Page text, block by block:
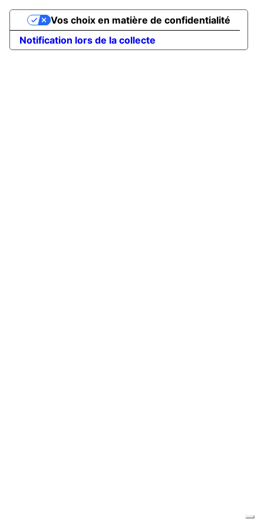
Notification lors de la collecte
Vos choix en matière de confidentialité